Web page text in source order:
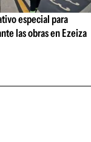
especial para
las obras en Ezeiza